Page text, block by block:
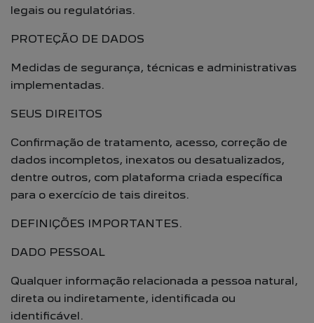
legais ou regulatórias.
PROTEÇÃO DE DADOS
Medidas de segurança, técnicas e administrativas
implementadas.
SEUS DIREITOS
Confirmação de tratamento, acesso, correção de
dados incompletos, inexatos ou desatualizados,
dentre outros, com plataforma criada específica
para o exercício de tais direitos.
DEFINIÇÕES IMPORTANTES.
DADO PESSOAL
Qualquer informação relacionada a pessoa natural,
direta ou indiretamente, identificada ou
identificável.